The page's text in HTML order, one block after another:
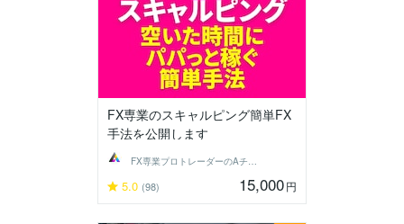
FX専業のスキャルピング簡単FX
手法を公開します
5.0 (98) 15,000円